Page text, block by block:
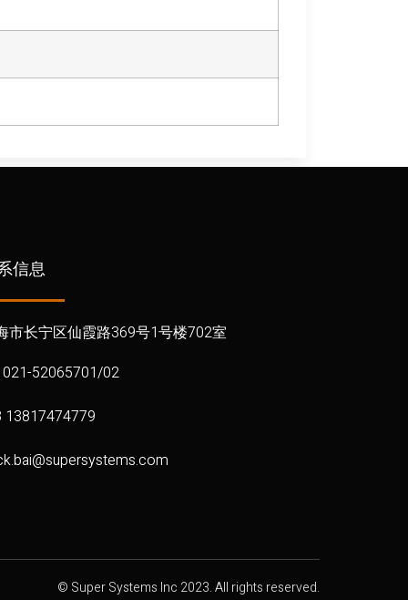
信息
市长宁区仙霞路369号1号楼702室
021-52065701/02
13817474779
© Super Systems Inc 2023. All rights reserved.